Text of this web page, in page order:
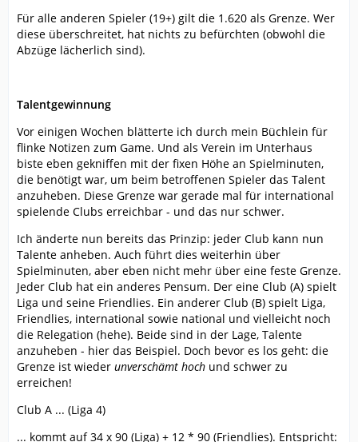
Für alle anderen Spieler (19+) gilt die 1.620 als Grenze. Wer
diese überschreitet, hat nichts zu befürchten (obwohl die
Abzüge lächerlich sind).
Talentgewinnung
Vor einigen Wochen blätterte ich durch mein Büchlein für
flinke Notizen zum Game. Und als Verein im Unterhaus
biste eben gekniffen mit der fixen Höhe an Spielminuten,
die benötigt war, um beim betroffenen Spieler das Talent
anzuheben. Diese Grenze war gerade mal für international
spielende Clubs erreichbar - und das nur schwer.
Ich änderte nun bereits das Prinzip: jeder Club kann nun
Talente anheben. Auch führt dies weiterhin über
Spielminuten, aber eben nicht mehr über eine feste Grenze.
Jeder Club hat ein anderes Pensum. Der eine Club (A) spielt
Liga und seine Friendlies. Ein anderer Club (B) spielt Liga,
Friendlies, international sowie national und vielleicht noch
die Relegation (hehe). Beide sind in der Lage, Talente
anzuheben - hier das Beispiel. Doch bevor es los geht: die
Grenze ist wieder unverschämt hoch und schwer zu
erreichen!
Club A ... (Liga 4)
... kommt auf 34 x 90 (Liga) + 12 * 90 (Friendlies). Entspricht: